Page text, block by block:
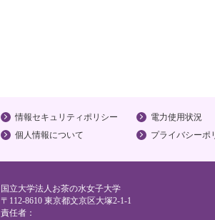
情報セキュリティポリシー 電力使用状況
個人情報について プライバシーポ
国立大学法人お茶の水女子大学
〒112-8610 東京都文京区大塚2-1-1
責任者：